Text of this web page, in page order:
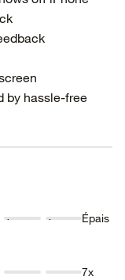
by hassle-free
Épaisseur
Épais
7x